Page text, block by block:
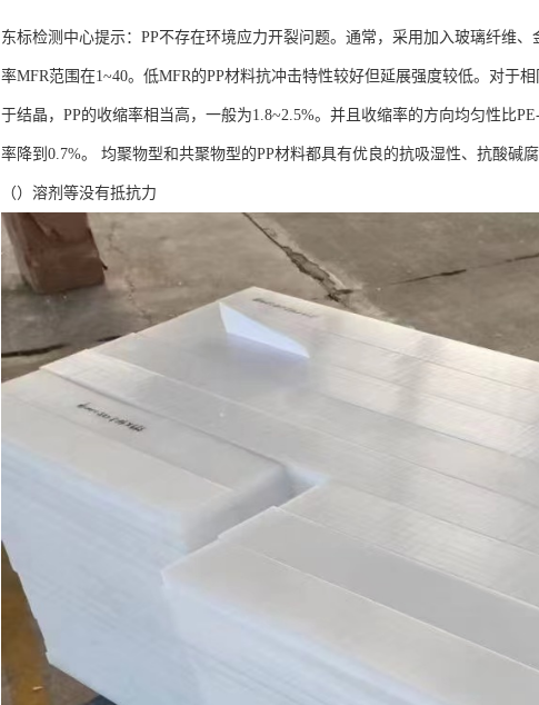
东标检测中心提示：PP不存在环境应力开裂问题。通常，采用加入玻璃纤维
率MFR范围在1~40。低MFR的PP材料抗冲击特性较好但延展强度较低。对于
于结晶，PP的收缩率相当高，一般为1.8~2.5%。并且收缩率的方向均匀性比
率降到0.7%。 均聚物型和共聚物型的PP材料都具有优良的抗吸湿性、抗酸碱
（）溶剂等没有抵抗力